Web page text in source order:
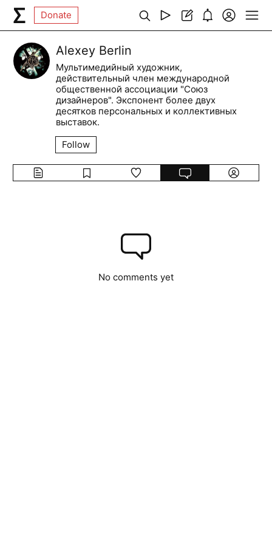
Donate
Alexey Berlin
Мультимедийный художник, ​
действительный член международной
общественной ​ассоциации "Союз
дизайнеров". Экспонент более двух
десятков персональных и коллективных
выставок.
Follow
No comments yet